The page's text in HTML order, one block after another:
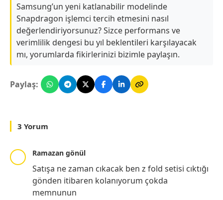
Samsung’un yeni katlanabilir modelinde
Snapdragon işlemci tercih etmesini nasıl
değerlendiriyorsunuz? Sizce performans ve
verimlilik dengesi bu yıl beklentileri karşılayacak
mı, yorumlarda fikirlerinizi bizimle paylaşın.
Paylaş:
3 Yorum
Ramazan gönül
Satışa ne zaman cıkacak ben z fold setisi cıktığı
gönden itibaren kolanıyorum çokda
memnunun